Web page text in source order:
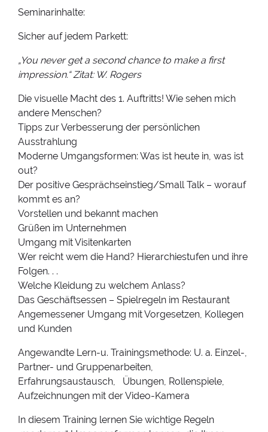
Seminarinhalte:
Sicher auf jedem Parkett:
„You never get a second chance to make a first
impression.“Zitat: W. Rogers
Die visuelle Macht des 1. Auftritts! Wie sehen mich
andere Menschen?
Tipps zur Verbesserung der persönlichen
Ausstrahlung
Moderne Umgangsformen: Was ist heute in, was ist
out?
Der positive Gesprächseinstieg/Small Talk – worauf
kommt es an?
Vorstellen und bekannt machen
Grüßen im Unternehmen
Umgang mit Visitenkarten
Wer reicht wem die Hand? Hierarchiestufen und ihre
Folgen. . .
Welche Kleidung zu welchem Anlass?
Das Geschäftsessen – Spielregeln im Restaurant
Angemessener Umgang mit Vorgesetzen, Kollegen
und Kunden
Angewandte Lern-u. Trainingsmethode: U. a. Einzel-,
Partner- und Gruppenarbeiten,
Erfahrungsaustausch, Übungen, Rollenspiele,
Aufzeichnungen mit der Video-Kamera
In diesem Training lernen Sie wichtige Regeln